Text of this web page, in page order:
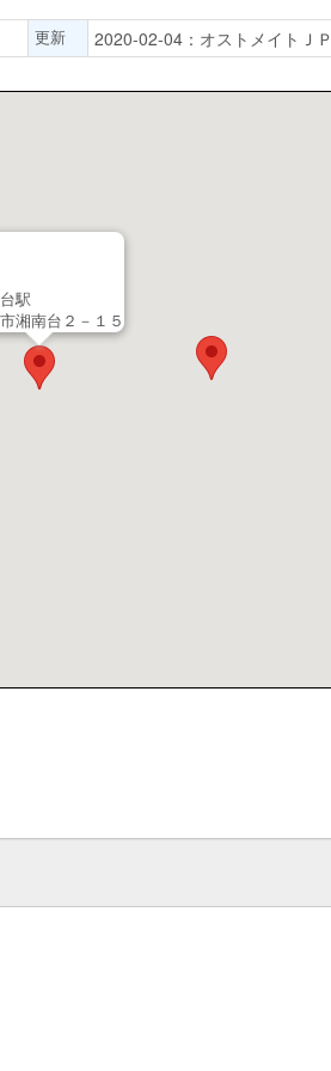
更新 2020-02-04：オストメイトＪＰ
駅
湘南台２－１５